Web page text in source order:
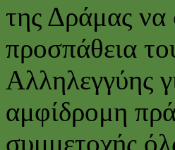
της Δράμας να
προσπάθεια
Αλληλεγγύης
αμφίδρομη
συμμετοχής